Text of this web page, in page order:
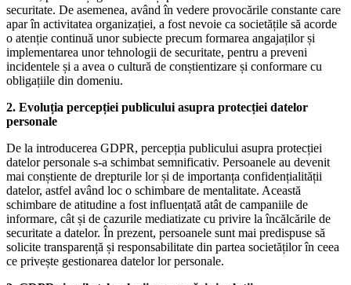
securitate. De asemenea, având în vedere provocările constante care
apar în activitatea organizației, a fost nevoie ca societățile să acorde
o atenție continuă unor subiecte precum formarea angajaților și
implementarea unor tehnologii de securitate, pentru a preveni
incidentele și a avea o cultură de conștientizare și conformare cu
obligațiile din domeniu.
2. Evoluția percepției publicului asupra protecției datelor
personale
De la introducerea GDPR, percepția publicului asupra protecției
datelor personale s-a schimbat semnificativ. Persoanele au devenit
mai conștiente de drepturile lor și de importanța confidențialității
datelor, astfel având loc o schimbare de mentalitate. Această
schimbare de atitudine a fost influențată atât de campaniile de
informare, cât și de cazurile mediatizate cu privire la încălcările de
securitate a datelor. În prezent, persoanele sunt mai predispuse să
solicite transparență și responsabilitate din partea societăților în ceea
ce privește gestionarea datelor lor personale.